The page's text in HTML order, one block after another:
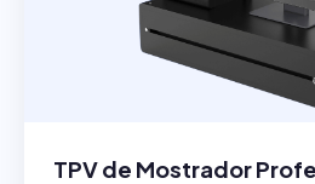
TPV de Mostrador